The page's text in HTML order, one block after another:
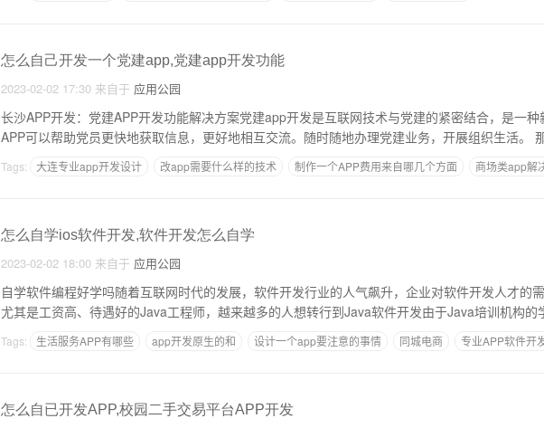
怎么自己开发一个党建app,党建app开发功能
2023-02-02 17:30 来自于 应用公园
长沙APP开发：党建APP开发功能解决方案党建app开发是互联网技术与党建的紧密结合，是一种
APP可以帮助党员更快地获取信息，更好地相互交
Tags: 大连专业app开发设计 改app需要什么样的技术 制作一个APP费用来自哪几个方面
商场类app解
怎么自学ios软件开发,软件开发怎么自学
2023-02-02 18:00 来自于 应用公园
自学软件编程好学吗随着互联网时代的发展，软件开发行业的人气飙升，企业对软件开发人才的需
尤其是工资高、待遇好的Java工程师，越来越多的人想转行到Java软件开发由于Java培训机构的
Tags: 生活服务APP有哪些 app开发原生的和 设计一个app要注意的事情 同城电商
专业APP软件开
怎么自已开发APP,校园二手交易平台APP开发